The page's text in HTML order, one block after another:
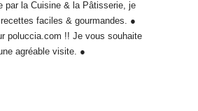
par la Cuisine & la Pâtisserie, je
faciles & gourmandes. ●
poluccia.com !! Je vous souhaite
agréable visite. ●